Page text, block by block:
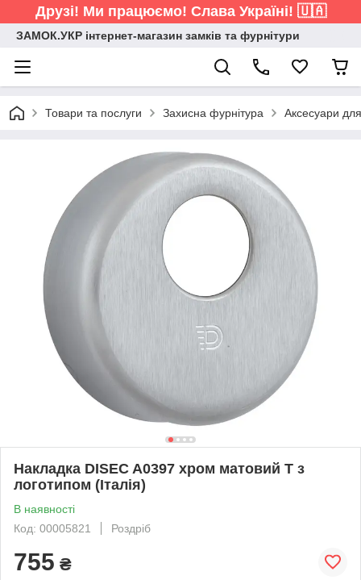
Друзі! Ми працюємо! Слава Україні! 🇺🇦
ЗАМОК.УКР інтернет-магазин замків та фурнітури
Товари та послуги Захисна фурнітура Аксесуари
Накладка DISEC A0397 хром матовий Т з
логотипом (Італія)
В наявності
Код: 00005821
Роздріб
755 ₴